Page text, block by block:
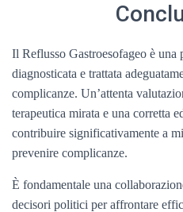
Il Reflusso Gastroesofageo è una
diagnosticata e trattata
complicanze. Un’attenta
terapeutica mirata e una corretta
contribuire significativamente a
prevenire complicanze.
È fondamentale una
decisori politici per affrontare